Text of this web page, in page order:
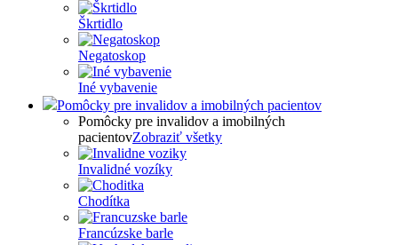
Škrtidlo
Negatoskop
Iné vybavenie
Pomôcky pre invalidov a imobilných pacientov
Pomôcky pre invalidov a imobilných
pacientovZobraziť všetky
Invalidné vozíky
Chodítka
Francúzske barle